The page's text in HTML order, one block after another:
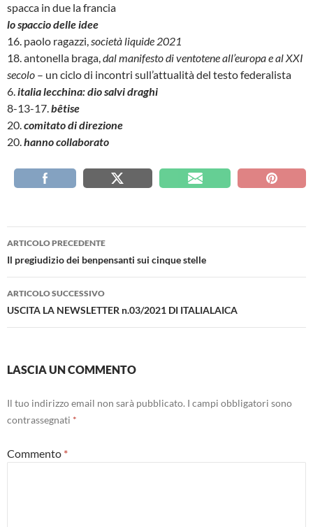
spacca in due la francia
lo spaccio delle idee
16. paolo ragazzi, società liquide 2021
18. antonella braga, dal manifesto di ventotene all’europa e al XXI
secolo – un ciclo di incontri sull’attualità del testo federalista
6. italia lecchina: dio salvi draghi
8-13-17. bêtise
20. comitato di direzione
20. hanno collaborato
Navigazione
articolo
ARTICOLO PRECEDENTE
Il pregiudizio dei benpensanti sui cinque stelle
ARTICOLO SUCCESSIVO
USCITA LA NEWSLETTER n.03/2021 DI ITALIALAICA
LASCIA UN COMMENTO
Il tuo indirizzo email non sarà pubblicato. I campi obbligatori sono
contrassegnati *
Commento *